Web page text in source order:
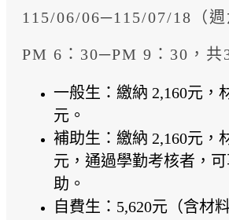
115/06/06─115/07/18（週
PM 6：30─PM 9：30，共
一般生：繳納 2,160元，
元。
補助生：繳納 2,160元，
元，通過學勤考核者，可
助。
自費生：5,620元（含材